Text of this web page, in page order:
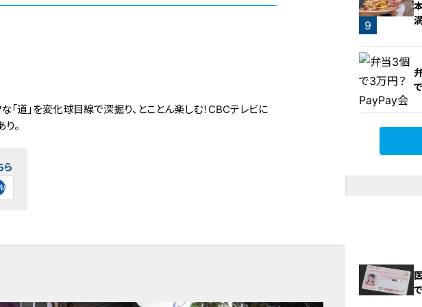
「道」を変化球目線で深掘り、とことん楽しむ！CBCテレビに
。
ら
9